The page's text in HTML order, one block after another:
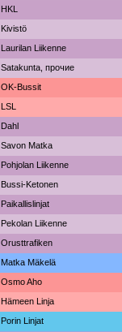
HKL
Kivistö
Laurilan Liikenne
Satakunta, прочие
OK-Bussit
LSL
Dahl
Savon Matka
Pohjolan Liikenne
Bussi-Ketonen
Paikallislinjat
Pekolan Liikenne
Orusttrafiken
Matka Mäkelä
Osmo Aho
Hämeen Linja
Porin Linjat